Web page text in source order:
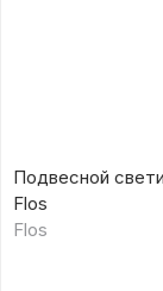
Подвесной
Flos
Flos